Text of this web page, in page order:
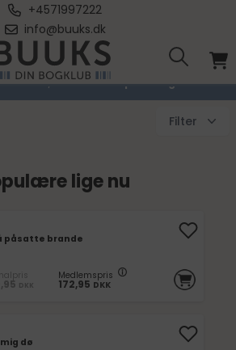
+4571997222
info@buuks.dk
/ Thrillere & Spændingsromaner
Filter
lige nu
påsatte brande
DKK
Medlemspris
172,95 DKK
dø